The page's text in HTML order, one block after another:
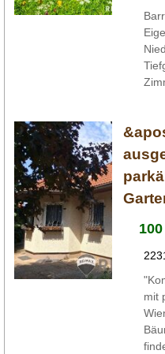
100
mit